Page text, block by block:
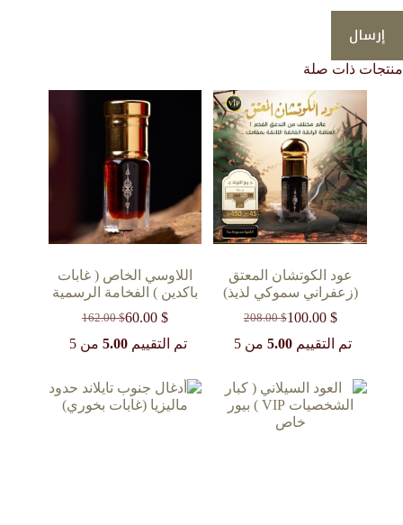
إرسال
منتجات ذات صلة
عود الكوتشان المعتق
(زعفراني سموكي لذيذ)
208.00$
السعر
الأصلي
100.00 $
السعر
الحالي تم التقييم 5.00من 5
اللاوسي الخاص ( غابات
باكدين ) الفخامة الرسمية
162.00$
السعر
الأصلي
60.00$
السعر
الحاليتم التقييم5.00 من 5